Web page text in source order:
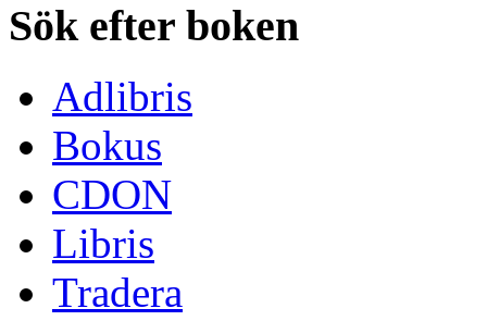
Sök efter boken
Adlibris
Bokus
CDON
Libris
Tradera